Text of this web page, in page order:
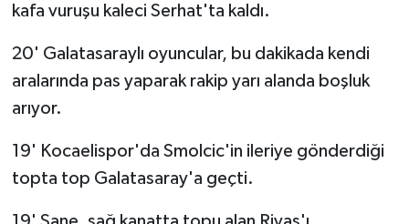
kafa vuruşu kaleci Serhat'ta kaldı.
20' Galatasaraylı oyuncular, bu dakikada kendi
aralarında pas yaparak rakip yarı alanda boşluk
arıyor.
19' Kocaelispor'da Smolcic'in ileriye gönderdiği
topta top Galatasaray'a geçti.